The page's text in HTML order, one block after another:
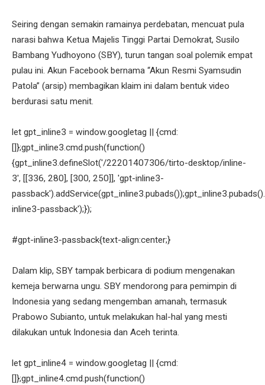
Seiring dengan semakin ramainya perdebatan, mencuat pula
narasi bahwa Ketua Majelis Tinggi Partai Demokrat, Susilo
Bambang Yudhoyono (SBY), turun tangan soal polemik empat
pulau ini. Akun Facebook bernama “Akun Resmi Syamsudin
Patola” (arsip) membagikan klaim ini dalam bentuk video
berdurasi satu menit.
let gpt_inline3 = window.googletag || {cmd:
[]};gpt_inline3.cmd.push(function()
{gpt_inline3.defineSlot('/22201407306/tirto-desktop/inline-
3', [[336, 280], [300, 250]], 'gpt-inline3-
inline3-passback');});
#gpt-inline3-passback{text-align:center;}
Dalam klip, SBY tampak berbicara di podium mengenakan
kemeja berwarna ungu. SBY mendorong para pemimpin di
Indonesia yang sedang mengemban amanah, termasuk
Prabowo Subianto, untuk melakukan hal-hal yang mesti
dilakukan untuk Indonesia dan Aceh terinta.
let gpt_inline4 = window.googletag || {cmd:
[]};gpt_inline4.cmd.push(function()